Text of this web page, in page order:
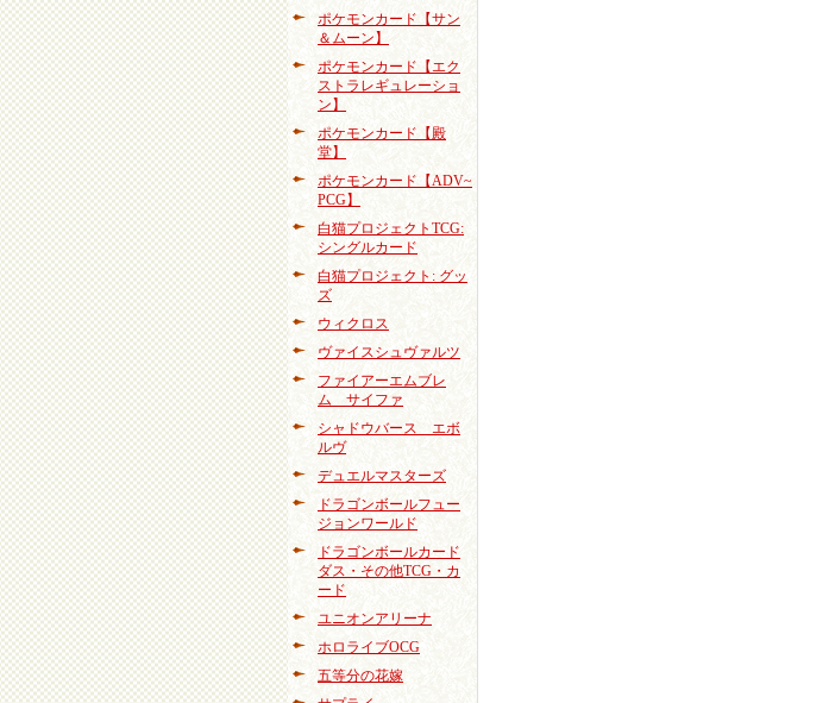
ポケモンカード【サン
＆ムーン】
ポケモンカード【エク
ストラレギュレーショ
ン】
ポケモンカード【殿
堂】
ポケモンカード【ADV~
PCG】
白猫プロジェクトTCG:
シングルカード
白猫プロジェクト: グッ
ズ
ウィクロス
ヴァイスシュヴァルツ
ファイアーエムブレ
ム サイファ
シャドウバース エボ
ルヴ
デュエルマスターズ
ドラゴンボールフュー
ジョンワールド
ドラゴンボールカード
ダス・その他TCG・カ
ード
ユニオンアリーナ
ホロライブOCG
五等分の花嫁